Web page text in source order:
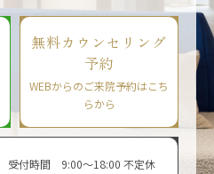
無料カウンセリング
予約
WEBからのご来院予約はこち
らから
受付時間 9:00〜18:00 不定休